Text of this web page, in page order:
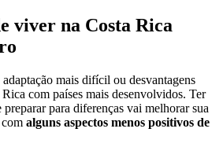
viver na Costa Rica
mais difícil ou desvantagens
com países mais desenvolvidos. Ter
preparar para diferenças vai melhorar sua
alguns aspectos menos positivos de